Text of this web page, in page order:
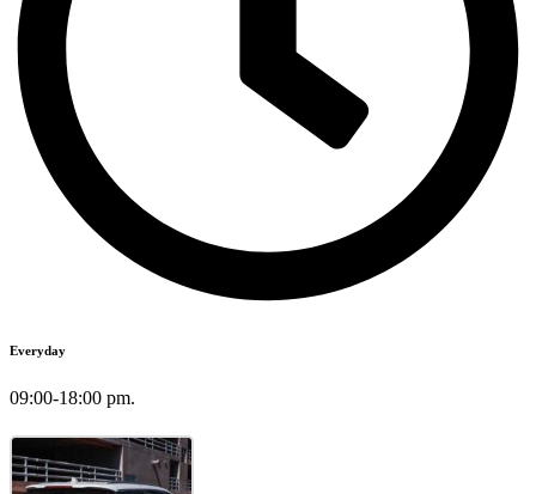
Everyday
09:00-18:00 pm.